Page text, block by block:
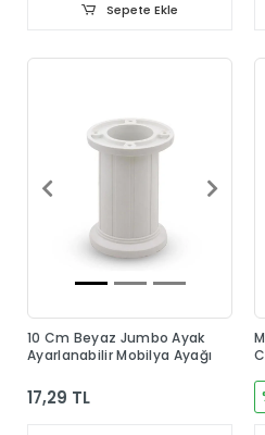
Sepete Ekle
10 Cm Beyaz Jumbo Ayak
Ayarlanabilir Mobilya Ayağı
17,29 TL